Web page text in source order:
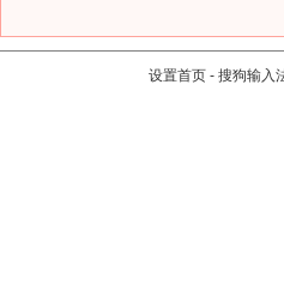
设置首页 - 搜狗输入